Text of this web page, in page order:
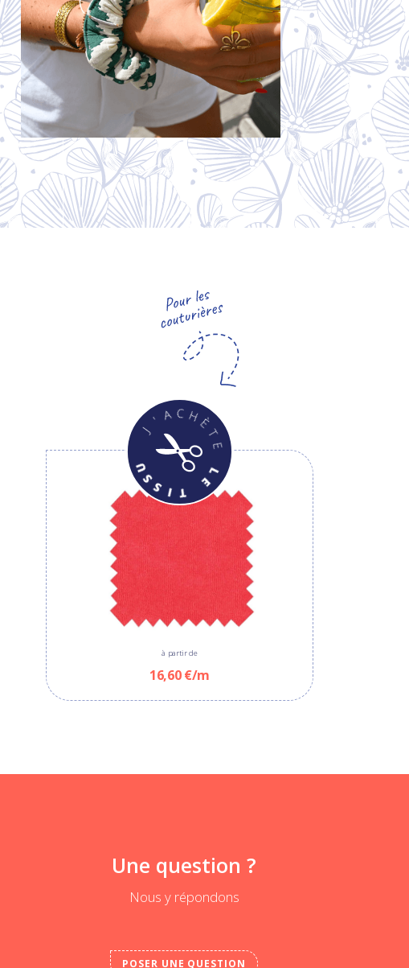
à partir de
16,60 €/m
Une question ?
Nous y répondons
POSER UNE QUESTION